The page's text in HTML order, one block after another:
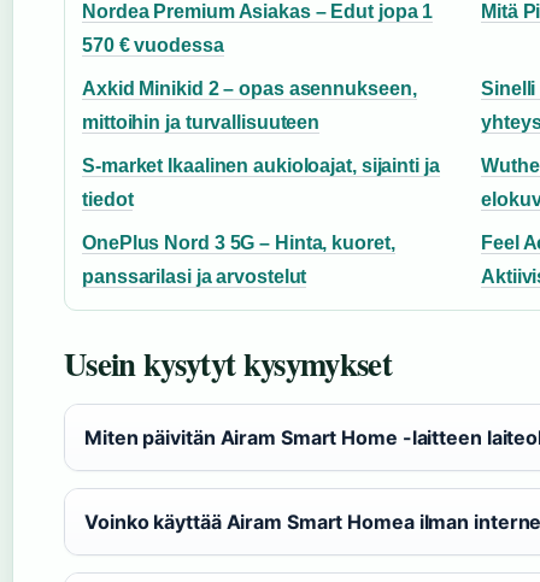
Nordea Premium Asiakas – Edut jopa 1
570 € vuodessa
Mitä
Axkid Minikid 2 – opas asennukseen,
mittoihin ja turvallisuuteen
Sinelli
S-market Ikaalinen aukioloajat, sijainti ja
tiedot
OnePlus Nord 3 5G – Hinta, kuoret,
panssarilasi ja arvostelut
Feel
Usein kysytyt kysymykset
Miten päivitän Airam Smart Home -laitteen
Voinko käyttää Airam Smart Homea ilman